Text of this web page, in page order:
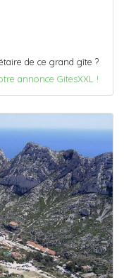
de ce grand gîte ?
annonce GitesXXL !